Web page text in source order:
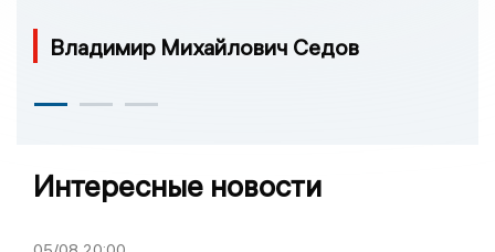
Владимир Михайлович Седов
Интересные новости